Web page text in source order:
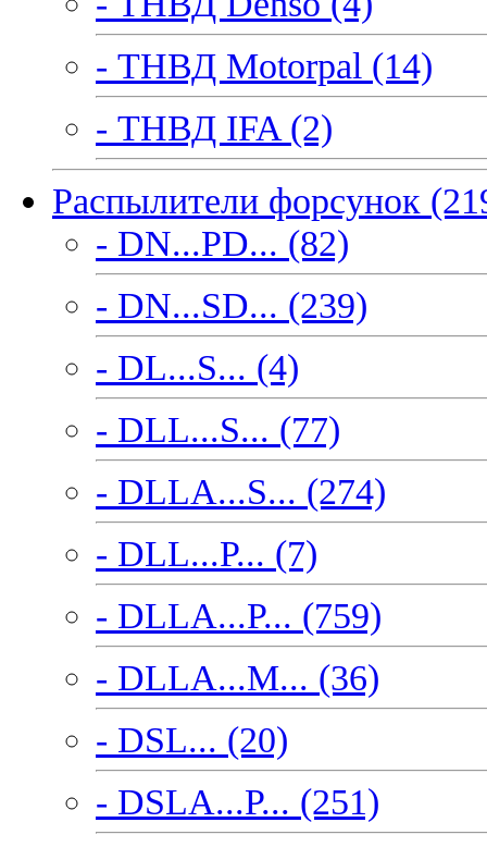
- ТНВД Motorpal (14)
- ТНВД IFA (2)
Распылители форсунок
- DN...PD... (82)
- DN...SD... (239)
- DL...S... (4)
- DLL...S... (77)
- DLLA...S... (274)
- DLL...P... (7)
- DLLA...P... (759)
- DLLA...M... (36)
- DSL... (20)
- DSLA...P... (251)